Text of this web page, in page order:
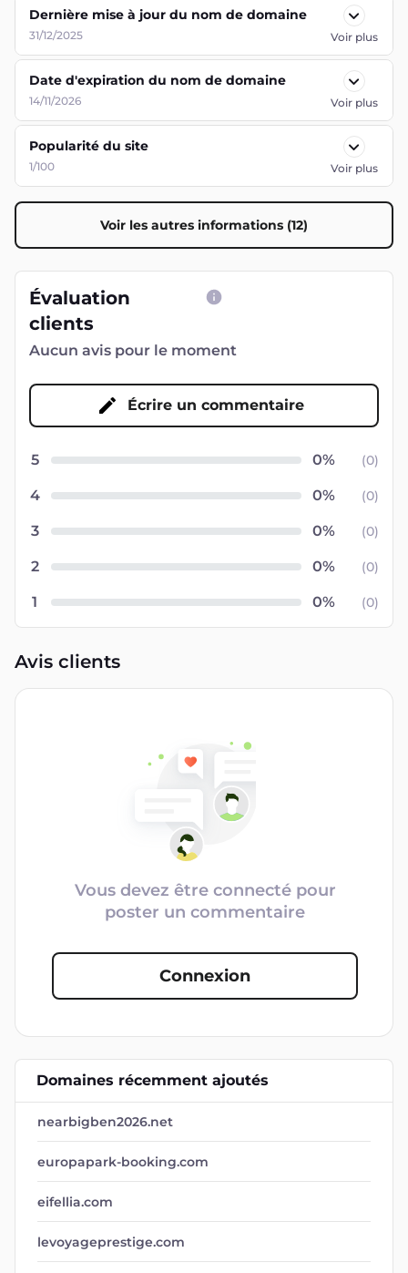
Dernière mise à jour du nom de domaine
31/12/2025 Voir plus
Date d'expiration du nom de domaine
14/11/2026 Voir plus
Popularité du site
1/100 Voir plus
Voir les autres informations (12)
Évaluation
clients
Aucun avis pour le moment
Écrire un commentaire
5 (0)
4 (0)
3 (0)
2 (0)
1 (0)
Avis clients
Vous devez être connecté pour
poster un commentaire
Connexion
Domaines récemment ajoutés
nearbigben2026.net
europapark-booking.com
eifellia.com
levoyageprestige.com